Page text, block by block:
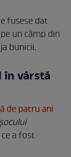
fusese dat
un câmp din
bunicii.
în vârstă
de patru ani
a fost